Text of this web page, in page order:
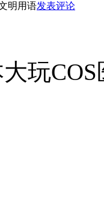
明用语发表评论
玩COS